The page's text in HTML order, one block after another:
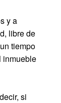
y a
libre de
tiempo
inmueble
si